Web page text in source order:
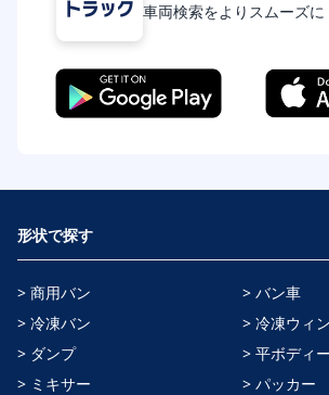
車両検索をよりスムーズに
形状で探す
> 商用バン
> バン車
> 冷凍バン
> 冷凍ウィ
> ダンプ
> 平ボディー
> ミキサー
> パッカー